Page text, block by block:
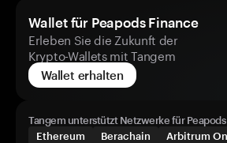
Wallet für Peapods Finance
Erleben Sie die Zukunft der
Krypto-Wallets mit Tangem
Wallet erhalten
Tangem unterstützt Netzwerke für
Ethereum
Berachain Arbitrum